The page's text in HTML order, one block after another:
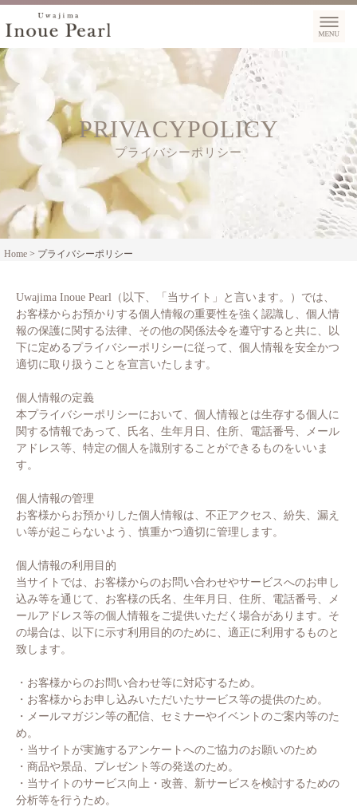
PRIVACYPOLICY
プライバシーポリシー
Home > プライバシーポリシー
Uwajima Inoue Pearl（以下、「当サイト」と言います。）では、
お客様からお預かりする個人情報の重要性を強く認識し、個人情
報の保護に関する法律、その他の関係法令を遵守すると共に、以
下に定めるプライバシーポリシーに従って、個人情報を安全かつ
適切に取り扱うことを宣言いたします。
個人情報の定義
本プライバシーポリシーにおいて、個人情報とは生存する個人に
関する情報であって、氏名、生年月日、住所、電話番号、メール
アドレス等、特定の個人を識別することができるものをいいま
す。
個人情報の管理
お客様からお預かりした個人情報は、不正アクセス、紛失、漏え
い等が起こらないよう、慎重かつ適切に管理します。
個人情報の利用目的
当サイトでは、お客様からのお問い合わせやサービスへのお申し
込み等を通じて、お客様の氏名、生年月日、住所、電話番号、メ
ールアドレス等の個人情報をご提供いただく場合があります。そ
の場合は、以下に示す利用目的のために、適正に利用するものと
致します。
・お客様からのお問い合わせ等に対応するため。
・お客様からお申し込みいただいたサービス等の提供のため。
・メールマガジン等の配信、セミナーやイベントのご案内等のた
め。
・当サイトが実施するアンケートへのご協力のお願いのため
・商品や景品、プレゼント等の発送のため。
・当サイトのサービス向上・改善、新サービスを検討するための
分析等を行うため。